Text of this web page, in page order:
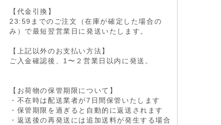
【代金引換】
23:59までのご注文（在庫が確定した場合の
み）で最短翌営業日に発送いたします。
【上記以外のお支払い方法】
ご入金確認後、1〜２営業日以内に発送。
【お荷物の保管期限について】
・不在時は配送業者が7日間保管いたします
・保管期限を過ぎると自動的に返送されます
・返送後の再発送には追加送料が発生する場合